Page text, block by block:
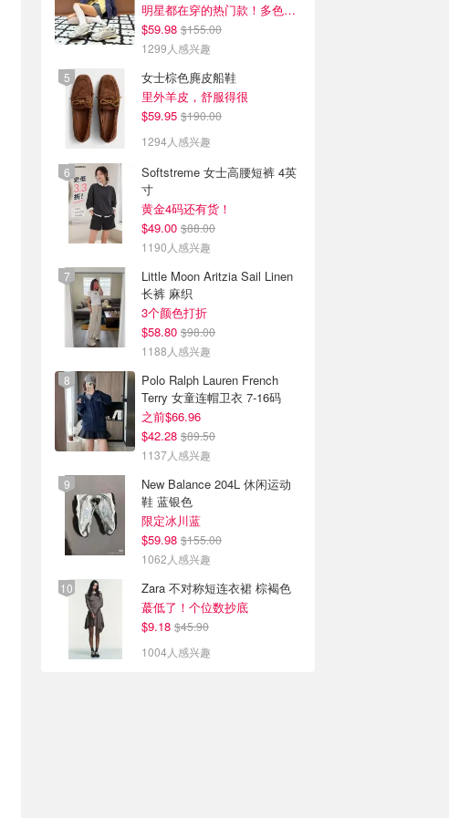
明星都在穿的热门款！多色可选 3.8折
$59.98 $155.00
1299人感兴趣
女士棕色麂皮船鞋
里外羊皮，舒服得很
$59.95 $190.00
1294人感兴趣
Softstreme 女士高腰短裤 4英
寸
黄金4码还有货！
$49.00 $88.00
1190人感兴趣
Little Moon Aritzia Sail Linen
长裤 麻织
3个颜色打折
$58.80 $98.00
1188人感兴趣
Polo Ralph Lauren French
Terry 女童连帽卫衣 7-16码
之前$66.96
$42.28 $89.50
1137人感兴趣
New Balance 204L 休闲运动
鞋 蓝银色
限定冰川蓝
$59.98 $155.00
1062人感兴趣
Zara 不对称短连衣裙 棕褐色
蕞低了！个位数抄底
$9.18 $45.90
1004人感兴趣